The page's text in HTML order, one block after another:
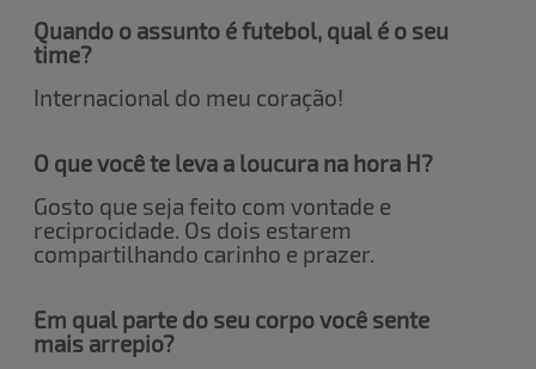
Quando o assunto é futebol, qual é o seu
time?
Internacional do meu coração!
O que você te leva a loucura na hora H?
Gosto que seja feito com vontade e
reciprocidade. Os dois estarem
compartilhando carinho e prazer.
Em qual parte do seu corpo você sente
mais arrepio?